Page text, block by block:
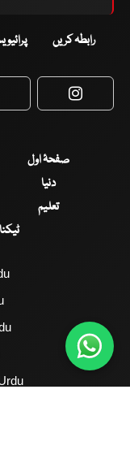
رابطہ کریں
صفحۂ اول
دنیا
تعلیم